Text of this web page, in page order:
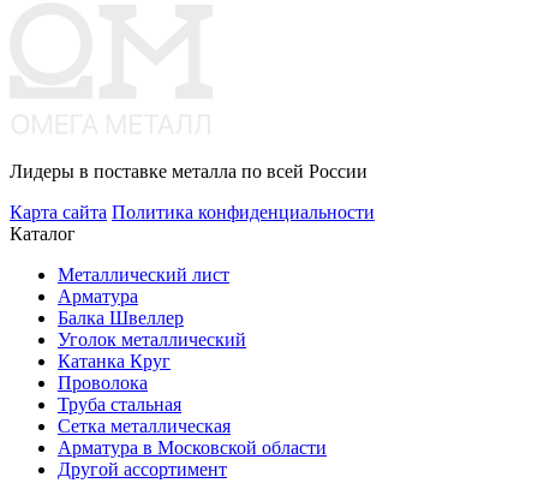
Лидеры в поставке металла по всей России
Карта сайта Политика конфиденциальности
Каталог
Металлический лист
Арматура
Балка Швеллер
Уголок металлический
Катанка Круг
Проволока
Труба стальная
Сетка металлическая
Арматура в Московской области
Другой ассортимент